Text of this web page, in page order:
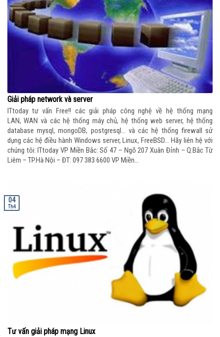
Giải pháp network và server
ITtoday tư vấn Free!! các giải pháp công nghệ về hệ thống mạng
LAN, WAN và các hệ thống máy chủ, hệ thống web server, hệ thống
database mysql, mongoDB, postgresql… và các hệ thống firewall sử
dụng các hệ điều hành Windows server, Linux, FreeBSD… Hãy liên hệ với
chúng tôi: ITtoday VP Miền Bắc: Số 47 – Ngõ 207 Xuân Đỉnh – Q.Bắc Từ
Liêm – TP.Hà Nội – ĐT: 097 383 6600 VP Miền...
Tư vấn giải pháp mạng Linux
04
Th4